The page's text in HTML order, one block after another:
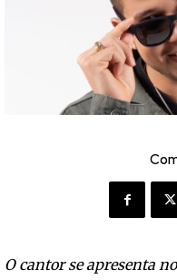
O cantor se apresenta